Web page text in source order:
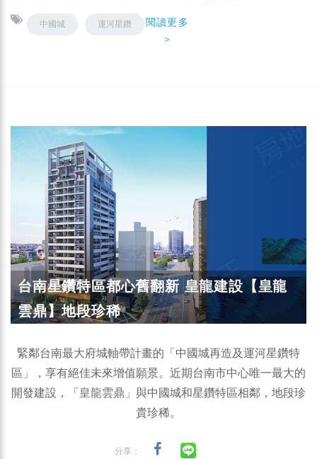
中國城 運河星鑽
閱讀更多
＞
台南星鑽特區都心舊翻新 皇龍建設【皇龍
雲鼎】地段珍稀
緊鄰台南最大府城軸帶計畫的「中國城再造及運河星鑽特
區」，享有絕佳未來增值願景。近期台南市中心唯一最大的
開發建設，「皇龍雲鼎」與中國城和星鑽特區相鄰，地段珍
貴珍稀。
分享：